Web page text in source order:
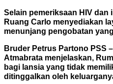
Selain pemeriksaan HIV dan
Ruang Carlo menyediakan
menunjang pengobatan
Bruder Petrus Partono PSS
Atmabrata menjelaskan,
bagi lansia yang tidak
ditinggalkan oleh